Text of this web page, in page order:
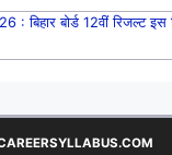
बिहार बोर्ड 12वीं रिजल्ट